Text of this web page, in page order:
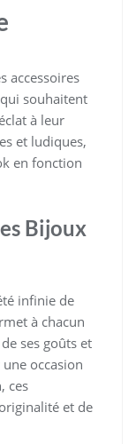
accessoires
souhaitent
à leur
et ludiques,
en fonction
Bijoux
infinie de
à chacun
ses goûts et
occasion
ces
et de